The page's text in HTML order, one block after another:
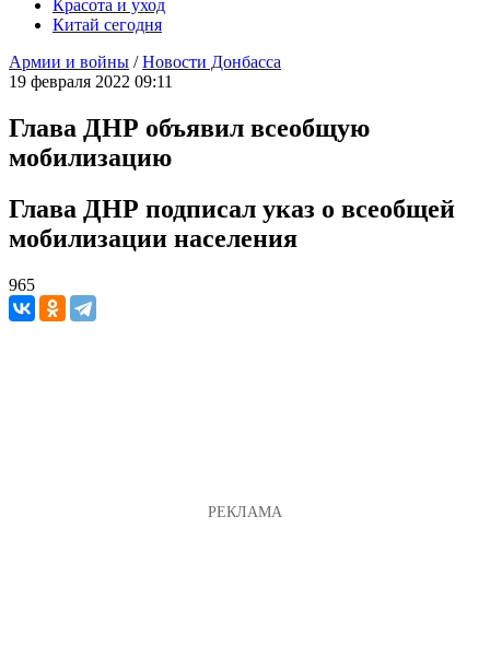
Красота и уход
Китай сегодня
Армии и войны /Новости Донбасса
19 февраля 2022 09:11
Глава ДНР объявил всеобщую
мобилизацию
Глава ДНР подписал указ о всеобщей
мобилизации населения
965